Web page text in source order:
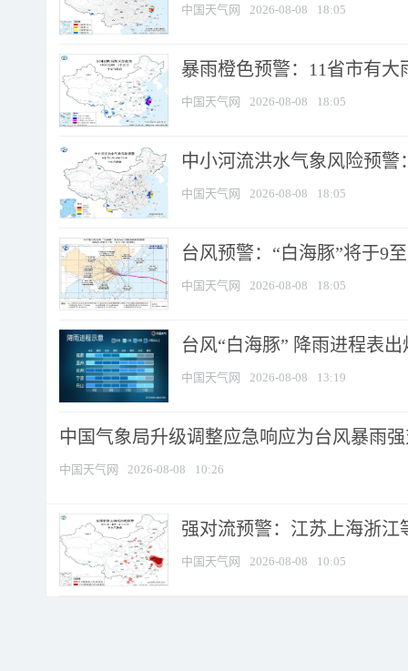
中国天气网 2026-08-08 18:05
暴雨橙色预警：11省市有
中国天气网 2026-08-08 18:05
中小河流洪水气象风险预
中国天气网 2026-08-08 18:05
台风预警：“白海豚”将于9
中国天气网 2026-08-08 18:05
台风“白海豚” 降雨进程表
中国天气网 2026-08-08 13:19
中国气象局升级调整应急响应为台风暴雨
中国天气网 2026-08-08 10:26
强对流预警：江苏上海浙江
中国天气网 2026-08-08 10:05